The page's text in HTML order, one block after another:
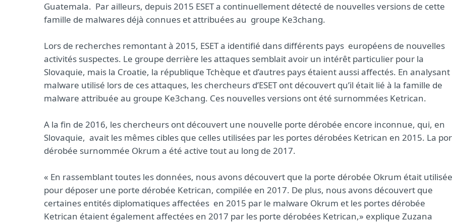
Guatemala. Par ailleurs, depuis 2015 ESET a continuellement détecté de nouvelles versions de cette
famille de malwares déjà connues et attribuées au groupe Ke3chang.
Lors de recherches remontant à 2015, ESET a identifié dans différents pays européens de nouvelles
activités suspectes. Le groupe derrière les attaques semblait avoir un intérêt particulier pour la
Slovaquie, mais la Croatie, la république Tchèque et d’autres pays étaient aussi affectés. En analysant
malware utilisé lors de ces attaques, les chercheurs d’ESET ont découvert qu’il était lié à la famille de
malware attribuée au groupe Ke3chang. Ces nouvelles versions ont été surnommées Ketrican.
A la fin de 2016, les chercheurs ont découvert une nouvelle porte dérobée encore inconnue, qui, en
Slovaquie, avait les mêmes cibles que celles utilisées par les portes dérobées Ketrican en 2015. La
dérobée surnommée Okrum a été active tout au long de 2017.
« En rassemblant toutes les données, nous avons découvert que la porte dérobée Okrum était utilisée
pour déposer une porte dérobée Ketrican, compilée en 2017. De plus, nous avons découvert que
certaines entités diplomatiques affectées en 2015 par le malware Okrum et les portes dérobée
Ketrican étaient également affectées en 2017 par les porte dérobées Ketrican,» explique Zuzana